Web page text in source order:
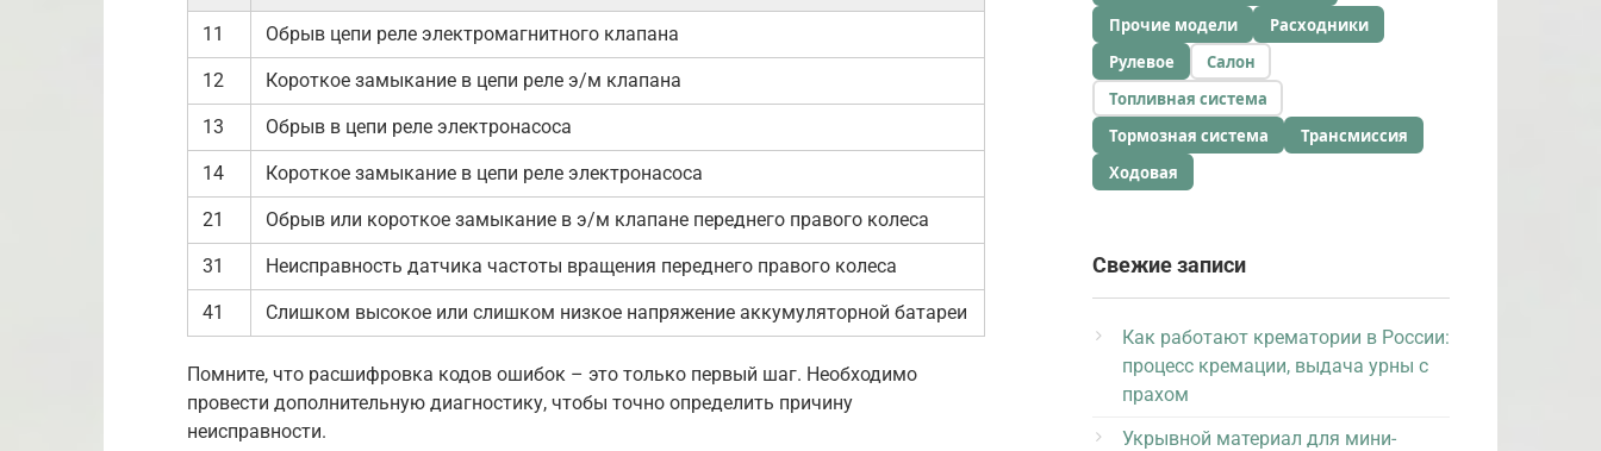
11 Обрыв цепи реле электромагнитного клапана
12 Короткое замыкание в цепи реле э/м клапана
13 Обрыв в цепи реле электронасоса
14 Короткое замыкание в цепи реле электронасоса
21 Обрыв или короткое замыкание в э/м клапане переднего правого колеса
31 Неисправность датчика частоты вращения переднего правого колеса
41 Слишком высокое или слишком низкое напряжение аккумуляторной батареи
Помните, что расшифровка кодов ошибок – это только первый шаг. Необходимо
провести дополнительную диагностику, чтобы точно определить причину
неисправности.
Прочие модели
Расходники
Рулевое
Салон
Топливная система
Тормозная система
Трансмиссия
Ходовая
Свежие записи
Как работают крематории в России:
процесс кремации, выдача урны с
прахом
Укрывной материал для мини-